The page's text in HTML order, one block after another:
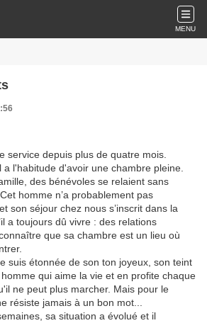
MENU
service depuis plus de quatre mois.
l'habitude d'avoir une chambre pleine.
des bénévoles se relaient sans
homme n’a probablement pas
son séjour chez nous s’inscrit dans la
a toujours dû vivre : des relations
que sa chambre est un lieu où
suis étonnée de son ton joyeux, son teint
qui aime la vie et en profite chaque
ne peut plus marcher. Mais pour le
résiste jamais à un bon mot...
sa situation a évolué et il